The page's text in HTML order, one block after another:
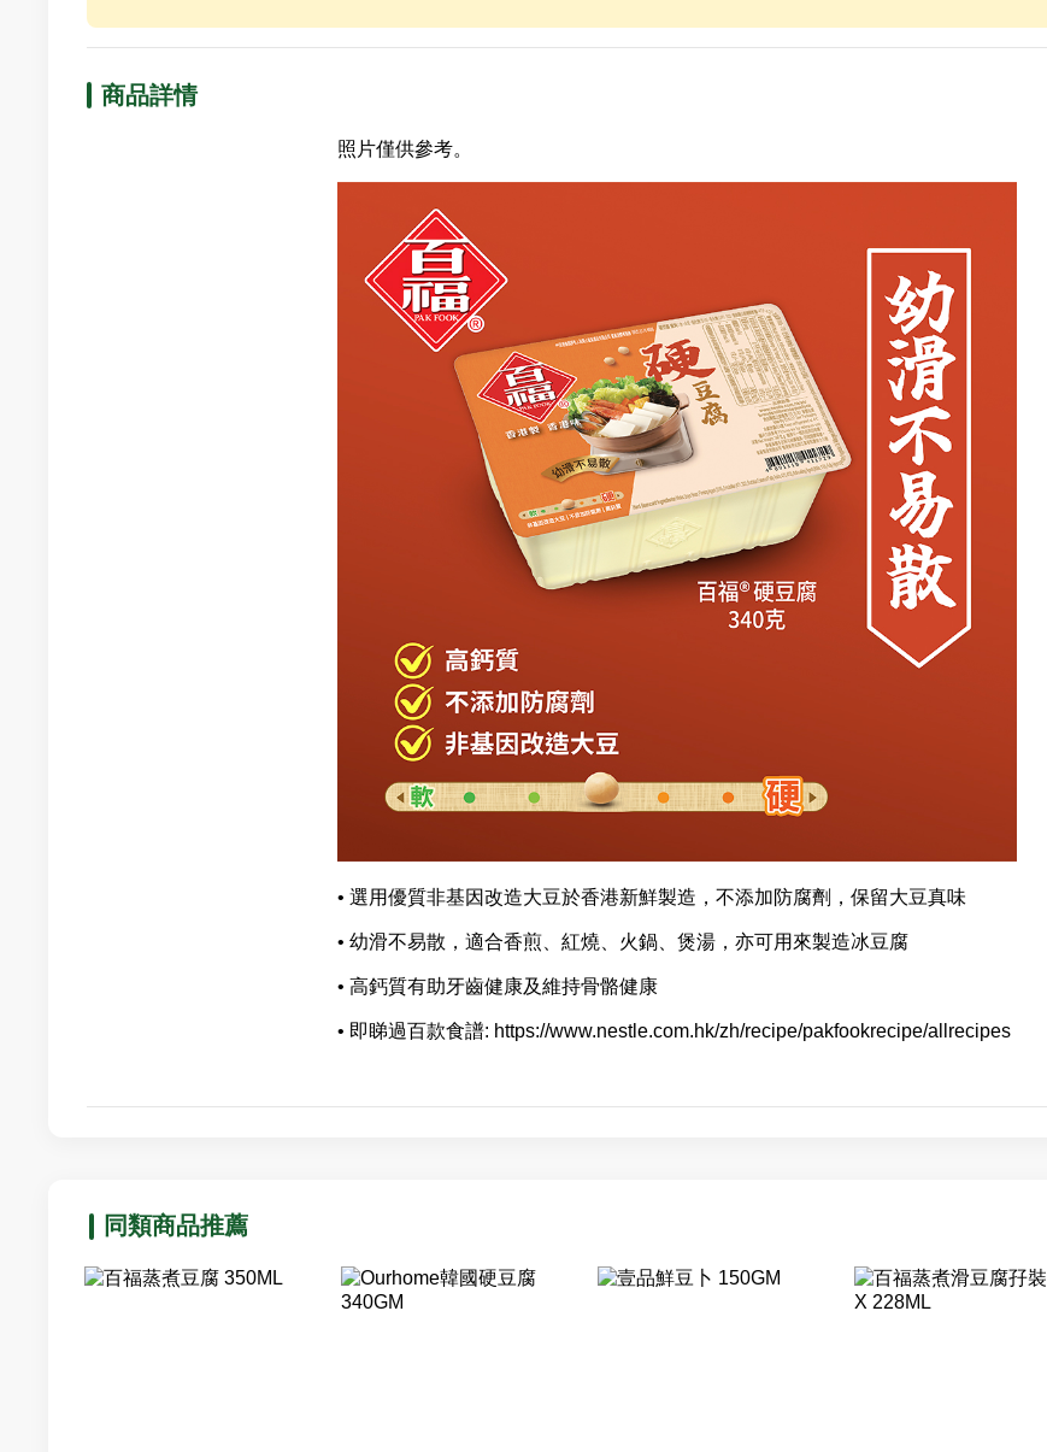
商品詳情
照片僅供參考。
• 選用優質非基因改造大豆於香港新鮮製造，不添加防腐劑，保留大豆真味
• 幼滑不易散，適合香煎、紅燒、火鍋、煲湯，亦可用來製造冰豆腐
• 高鈣質有助牙齒健康及維持骨骼健康
• 即睇過百款食譜: https://www.nestle.com.hk/zh/recipe/pakfookrecipe/allrecipes
同類商品推薦